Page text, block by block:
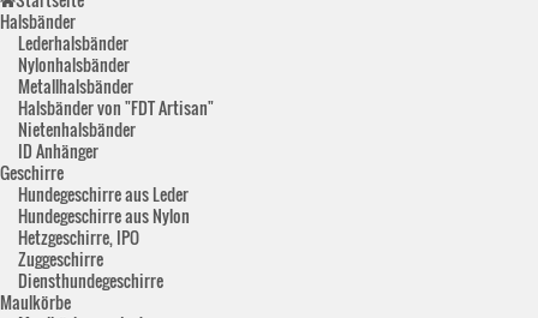
Halsbänder
Lederhalsbänder
Nylonhalsbänder
Metallhalsbänder
Halsbänder von "FDT Artisan"
Nietenhalsbänder
ID Anhänger
Geschirre
Hundegeschirre aus Leder
Hundegeschirre aus Nylon
Hetzgeschirre, IPO
Zuggeschirre
Diensthundegeschirre
Maulkörbe